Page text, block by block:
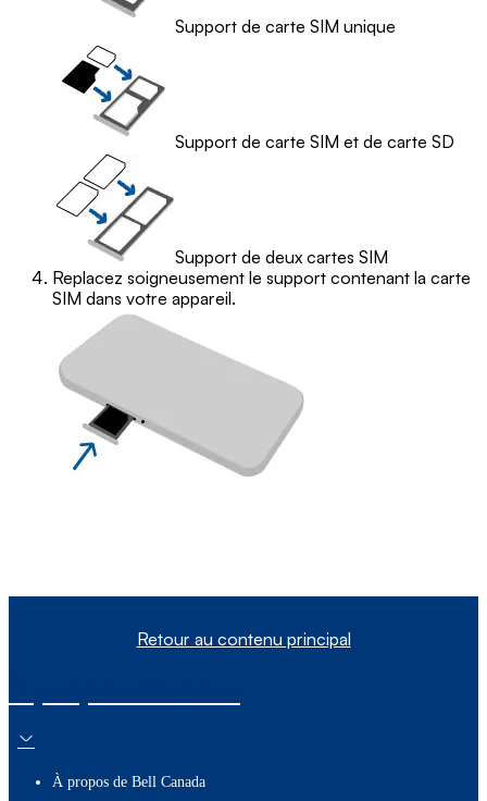
Support de carte SIM unique
Support de carte SIM et de carte SD
Support de deux cartes SIM
Replacez soigneusement le support contenant la carte
SIM dans votre appareil.
Retour au contenu principal
À propos de Bell Canada